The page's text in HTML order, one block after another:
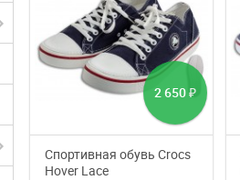
2 650 ₽
Спортивная обувь Crocs
Hover Lace